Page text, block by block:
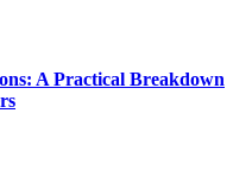
A Practical Breakdown